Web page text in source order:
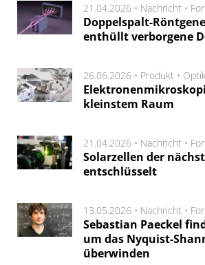
21.04.2026 • Nachricht •
Doppelspalt-
enthüllt verborgene
26.06.2026 • Produkt •
kleinstem Raum
21.04.2026 • Nachricht •
Solarzellen der
entschlüsselt
13.05.2026 • Nachricht •
Sebastian Paeckel
um das Nyquist-
überwinden